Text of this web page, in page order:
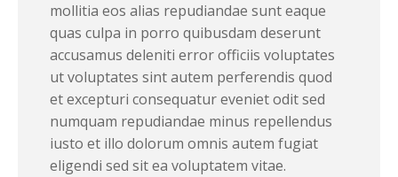
mollitia eos alias repudiandae sunt eaque
quas culpa in porro quibusdam deserunt
accusamus deleniti error officiis voluptates
ut voluptates sint autem perferendis quod
et excepturi consequatur eveniet odit sed
numquam repudiandae minus repellendus
iusto et illo dolorum omnis autem fugiat
eligendi sed sit ea voluptatem vitae.